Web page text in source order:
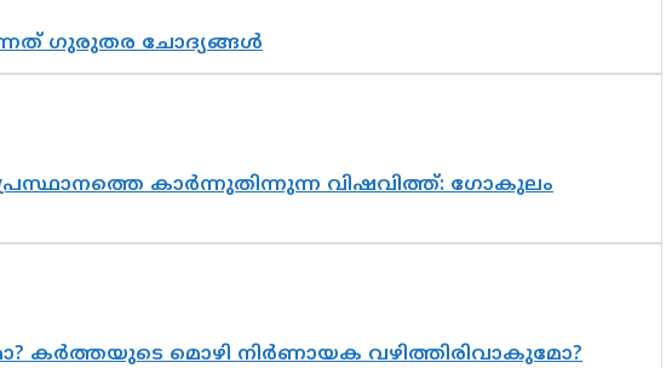
ഗുരുതര ചോദ്യങ്ങൾ
കാർന്നുതിന്നുന്ന വിഷവിത്ത്: ഗോകുലം
കർത്തയുടെ മൊഴി നിർണായക വഴിത്തിരിവാകുമോ?